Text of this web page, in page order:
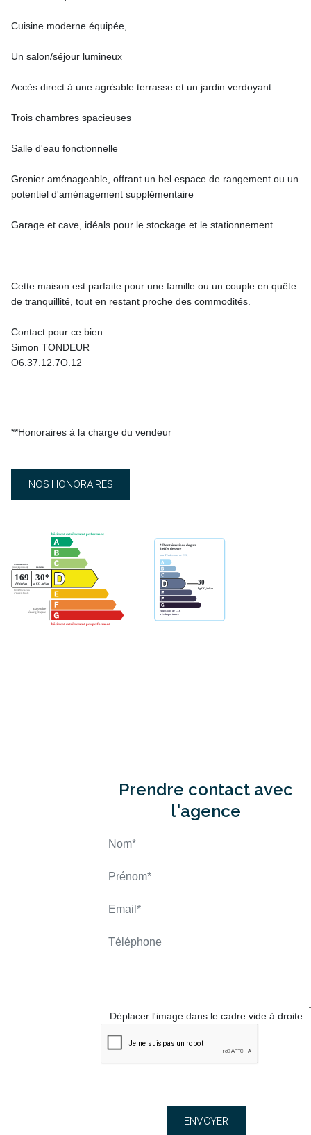
Cuisine moderne équipée,
Un salon/séjour lumineux
Accès direct à une agréable terrasse et un jardin verdoyant
Trois chambres spacieuses
Salle d'eau fonctionnelle
Grenier aménageable, offrant un bel espace de rangement ou un
potentiel d'aménagement supplémentaire
Garage et cave, idéals pour le stockage et le stationnement
Cette maison est parfaite pour une famille ou un couple en quête
de tranquillité, tout en restant proche des commodités.
Contact pour ce bien
Simon TONDEUR
O6.37.12.7O.12
**Honoraires à la charge du vendeur
NOS HONORAIRES
Prendre contact avec
l'agence
Déplacer l'image dans le cadre vide à droite
ENVOYER